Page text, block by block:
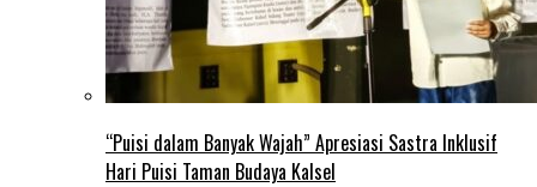
“Puisi dalam Banyak Wajah” Apresiasi Sastra Inklusif
Hari Puisi Taman Budaya Kalsel